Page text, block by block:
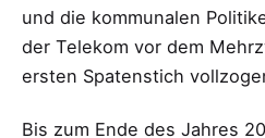
und die kommunalen
der Telekom vor dem
ersten Spatenstich
Bis zum Ende des Jahres